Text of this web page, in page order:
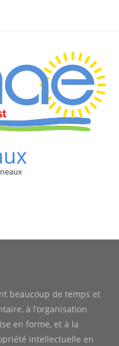
beaucoup de temps et
à l’organisation
en forme, et à la
intellectuelle en